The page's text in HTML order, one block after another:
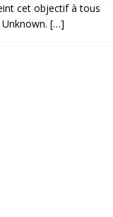
cet objectif à tous
[…]